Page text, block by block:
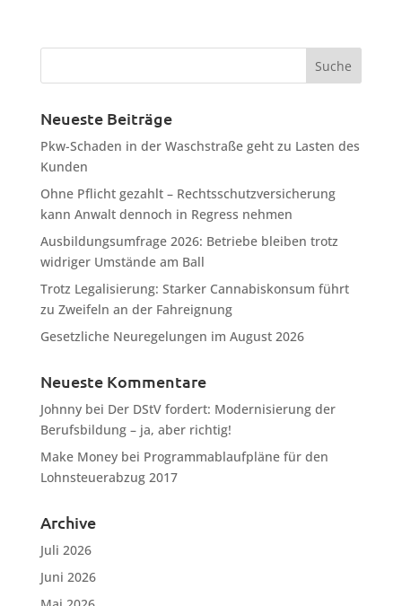
Neueste Beiträge
Pkw-Schaden in der Waschstraße geht zu Lasten des
Kunden
Ohne Pflicht gezahlt – Rechtsschutzversicherung
kann Anwalt dennoch in Regress nehmen
Ausbildungsumfrage 2026: Betriebe bleiben trotz
widriger Umstände am Ball
Trotz Legalisierung: Starker Cannabiskonsum führt
zu Zweifeln an der Fahreignung
Gesetzliche Neuregelungen im August 2026
Neueste Kommentare
Johnnybei Der DStV fordert: Modernisierung der
Berufsbildung – ja, aber richtig!
Make Moneybei Programmablaufpläne für den
Lohnsteuerabzug 2017
Archive
Juli 2026
Juni 2026